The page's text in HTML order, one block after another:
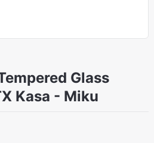
Glass
Kasa - Miku